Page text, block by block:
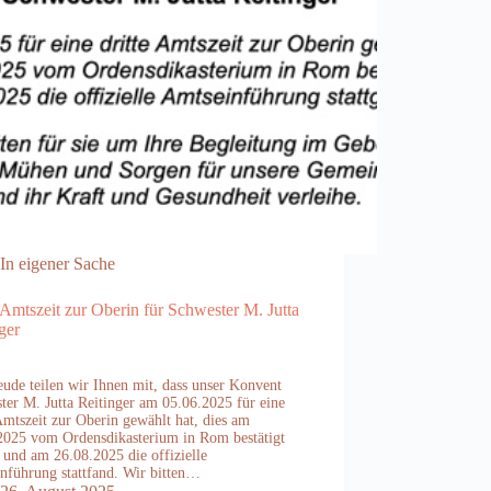
In eigener Sache
zur Oberin für Schwester M. Jutta
teilen wir Ihnen mit, dass unser Konvent
M. Jutta Reitinger am 05.06.2025 für eine
zur Oberin gewählt hat, dies am
vom Ordensdikasterium in Rom bestätigt
und am 26.08.2025 die offizielle
stattfand. Wir bitten…